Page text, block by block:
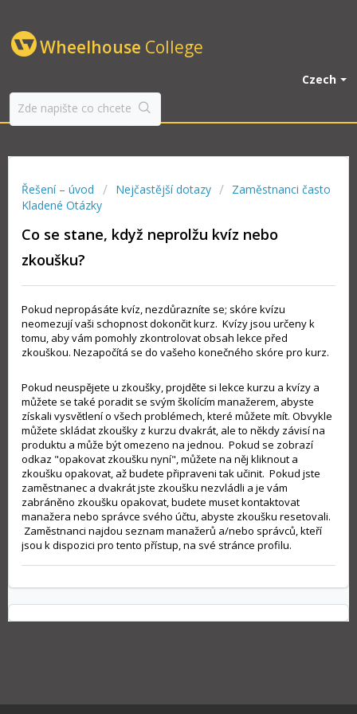
Wheelhouse College
Czech
Řešení – úvod Nejčastější dotazy
Zaměstnanci často
Kladené Otázky
Co se stane, když neprolžu kvíz nebo
zkoušku?
Pokud nepropásáte kvíz, nezdůrazníte se; skóre kvízu
neomezují vaši schopnost dokončit kurz. Kvízy jsou určeny k
tomu, aby vám pomohly zkontrolovat obsah lekce před
zkouškou. Nezapočítá se do vašeho konečného skóre pro kurz.
Pokud neuspějete u zkoušky, projděte si lekce kurzu a kvízy a
můžete se také poradit se svým školícím manažerem, abyste
získali vysvětlení o všech problémech, které můžete mít. Obvykle
můžete skládat zkoušky z kurzu dvakrát, ale to někdy závisí na
produktu a může být omezeno na jednou. Pokud se zobrazí
odkaz "opakovat zkoušku nyní", můžete na něj kliknout a
zkoušku opakovat, až budete připraveni tak učinit. Pokud jste
zaměstnanec a dvakrát jste zkoušku nezvládli a je vám
zabráněno zkoušku opakovat, budete muset kontaktovat
manažera nebo správce svého účtu, abyste zkoušku resetovali.
Zaměstnanci najdou seznam manažerů a/nebo správců, kteří
jsou k dispozici pro tento přístup, na své stránce profilu.